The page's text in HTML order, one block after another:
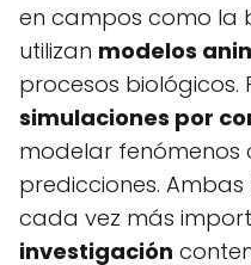
en campos como la
utilizan modelos
procesos biológicos.
simulaciones por
modelar fenómenos
predicciones.
cada vez más
investigación